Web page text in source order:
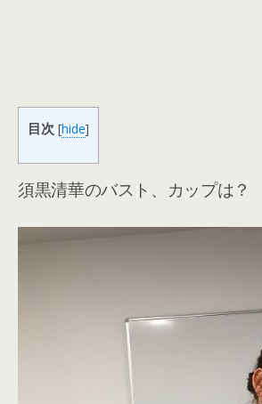
目次 [hide]
須黒清華のバスト、カップは？